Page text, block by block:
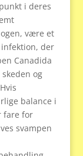
i deres
være et
der
Canadida
og
balance i
fare for
svampen